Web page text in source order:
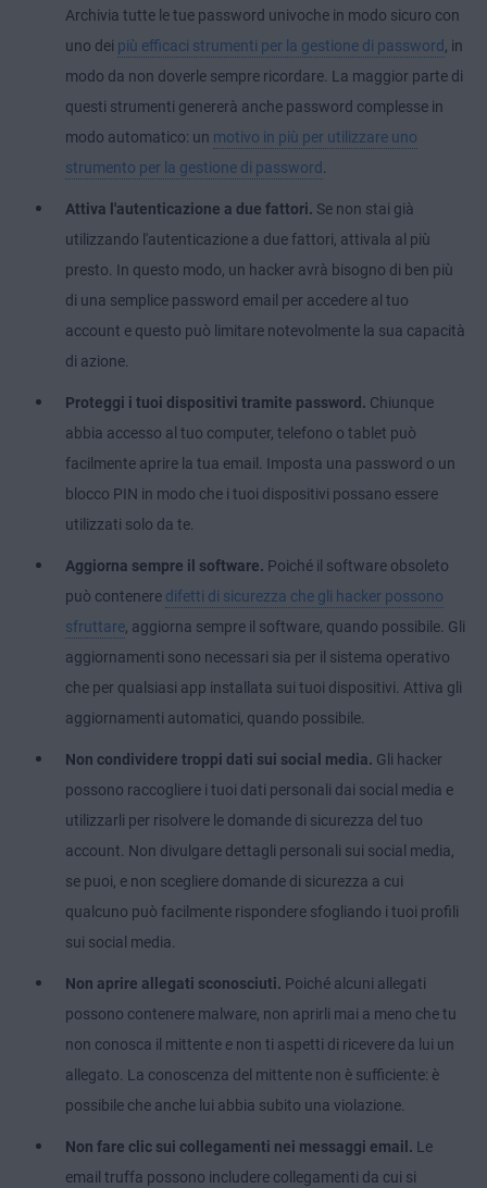
Archivia tutte le tue password univoche in modo sicuro con
uno dei più efficaci strumenti per la gestione di password , in
modo da non doverle sempre ricordare. La maggior parte di
questi strumenti genererà anche password complesse in
modo automatico: un motivo in più per utilizzare uno
strumento per la gestione di password .
Attiva l'autenticazione a due fattori. Se non stai già
utilizzando l'autenticazione a due fattori, attivala al più
presto. In questo modo, un hacker avrà bisogno di ben più
di una semplice password email per accedere al tuo
account e questo può limitare notevolmente la sua capacità
di azione.
Proteggi i tuoi dispositivi tramite password. Chiunque
abbia accesso al tuo computer, telefono o tablet può
facilmente aprire la tua email. Imposta una password o un
blocco PIN in modo che i tuoi dispositivi possano essere
utilizzati solo da te.
Aggiorna sempre il software. Poiché il software obsoleto
può contenere difetti di sicurezza che gli hacker possono
sfruttare, aggiorna sempre il software, quando possibile. Gli
aggiornamenti sono necessari sia per il sistema operativo
che per qualsiasi app installata sui tuoi dispositivi. Attiva gli
aggiornamenti automatici, quando possibile.
Non condividere troppi dati sui social media. Gli hacker
possono raccogliere i tuoi dati personali dai social media e
utilizzarli per risolvere le domande di sicurezza del tuo
account. Non divulgare dettagli personali sui social media,
se puoi, e non scegliere domande di sicurezza a cui
qualcuno può facilmente rispondere sfogliando i tuoi profili
sui social media.
Non aprire allegati sconosciuti. Poiché alcuni allegati
possono contenere malware, non aprirli mai a meno che tu
non conosca il mittente e non ti aspetti di ricevere da lui un
allegato. La conoscenza del mittente non è sufficiente: è
possibile che anche lui abbia subito una violazione.
Non fare clic sui collegamenti nei messaggi email. Le
email truffa possono includere collegamenti da cui si